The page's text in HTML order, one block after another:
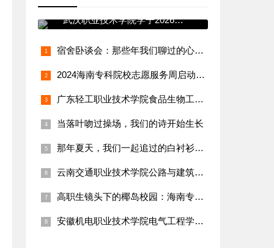
青春践使命 志愿暖寒冬——
武汉职业技术学院学子2026年
宿舍卧谈会：那些年我们聊过的心事与远方
2024海南专科院校志愿服务周启动！学生团队赴三亚渔村实践纪
广东轻工职业技术学院食品生物工程学院：“乡村特色食品（腐竹、
当落叶吻过操场，我们的诗开始生长
那年夏天，我们一起追过的白衬衫少年
云南交通职业技术学院公路与建筑工程学院：“乡村通村公路养护与
高职生镜头下的椰岛校园：海南专科生vlog火出圈，日常碎片太
安徽机电职业技术学院电气工程学院：吴宇轩团队守护乡村用电，三